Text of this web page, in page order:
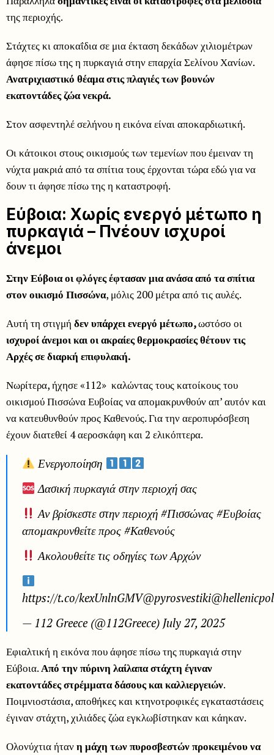
της περιοχής.
Στάχτες κι αποκαΐδια σε μια έκταση δεκάδων χιλιομέτρων
άφησε πίσω της η πυρκαγιά στην επαρχία Σελίνου Χανίων.
Ανατριχιαστικό θέαμα στις πλαγιές των βουνών
εκατοντάδες ζώα νεκρά.
Στον ασφεντηλέ σελήνου η εικόνα είναι αποκαρδιωτική.
Οι κάτοικοι στους οικισμούς των τεμενίων που έμειναν τη
νύχτα μακριά από τα σπίτια τους έρχονται τώρα εδώ για να
δουν τι άφησε πίσω της η καταστροφή.
Εύβοια: Χωρίς ενεργό μέτωπο η
πυρκαγιά – Πνέουν ισχυροί
άνεμοι
Στην Εύβοια οι φλόγες έφτασαν μια ανάσα από τα σπίτια
στον οικισμό Πισσώνα, μόλις 200 μέτρα από τις αυλές.
Αυτή τη στιγμή δεν υπάρχει ενεργό μέτωπο,ωστόσο οι
ισχυροί άνεμοι και οι ακραίες θερμοκρασίες θέτουν τις
Αρχές σε διαρκή επιφυλακή.
Νωρίτερα, ήχησε «112» καλώντας τους κατοίκους του
οικισμού Πισσώνα Ευβοίας να απομακρυνθούν απ’ αυτόν και
να κατευθυνθούν προς Καθενούς. Για την αεροπυρόσβεση
έχουν διατεθεί 4 αεροσκάφη και 2 ελικόπτερα.
Ενεργοποίηση
Δασική πυρκαγιά στην περιοχή σας
Αν βρίσκεστε στην περιοχή #Πισσώνας #Ευβοίας
απομακρυνθείτε προς #Καθενούς
Ακολουθείτε τις οδηγίες των Αρχών
https://t.co/
— 112 Greece (@112Greece) July 27, 2025
Εφιαλτική η εικόνα που άφησε πίσω της πυρκαγιά στην
Εύβοια.Από την πύρινη λαίλαπα στάχτη έγιναν
εκατοντάδες στρέμματα δάσους και καλλιεργειών.
Ποιμνιοστάσια, αποθήκες και κτηνοτροφικές εγκαταστάσεις
έγιναν στάχτη, χιλιάδες ζώα εγκλωβίστηκαν και κάηκαν.
Ολονύχτια ήτανη μάχη των πυροσβεστών προκειμένου να